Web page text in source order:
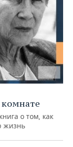
о том, как
жизнь